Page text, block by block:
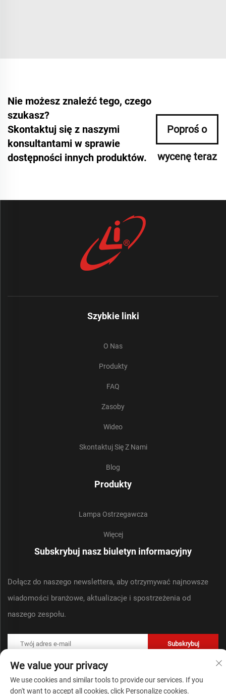
Nie możesz znaleźć tego, czego
szukasz?
Skontaktuj się z naszymi
konsultantami w sprawie
dostępności innych produktów.
Poproś o
wycenę teraz
Szybkie linki
O Nas
Produkty
FAQ
Zasoby
Wideo
Skontaktuj Się Z Nami
Blog
Produkty
Lampa Ostrzegawcza
Więcej
Subskrybuj nasz biuletyn informacyjny
Dołącz do naszego newslettera, aby otrzymywać najnowsze
wiadomości branżowe, aktualizacje i spostrzeżenia od
naszego zespołu.
Subskrybuj
Prawa autorskie © Zhejiang Liyi Security Protection Co., Ltd. Wszelkie prawa
zastrzeżone - Polityka prywatności
We value your privacy
We use cookies and similar tools to provide our services. If you
don't want to accept all cookies, click Personalize cookies.